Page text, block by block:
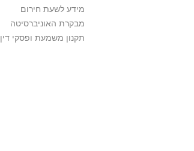
מידע לשעת חירום
מבקרת האוניברסיטה
תקנון משמעת ופסקי דין